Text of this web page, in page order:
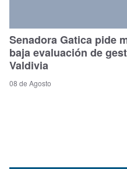
Senadora Gatica pide
baja evaluación de
Valdivia
08 de Agosto